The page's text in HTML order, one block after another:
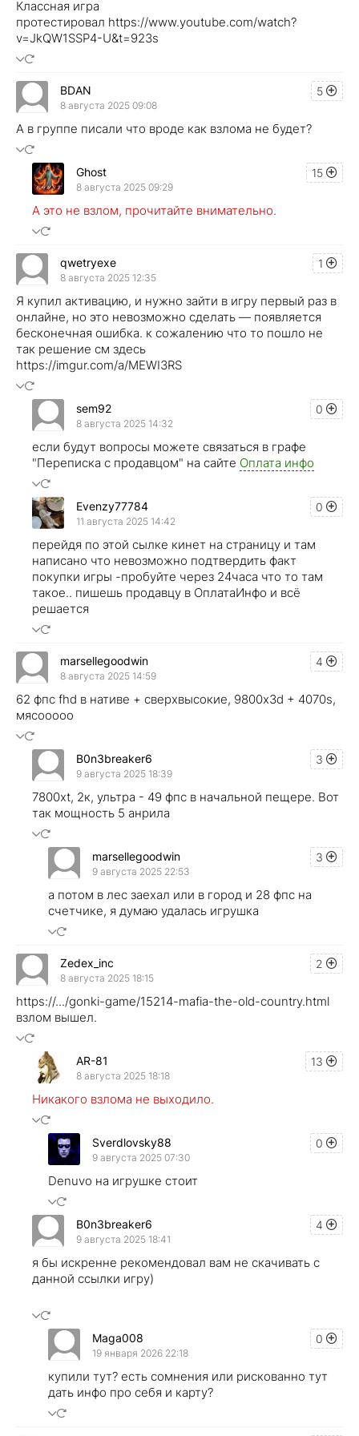
Классная игра
протестировал https://www.youtube.com/watch?
v=JkQW1SSP4-U&t=923s
5
BDAN
8 августа 2025 09:08
А в группе писали что вроде как взлома не будет?
15
Ghost
8 августа 2025 09:29
А это не взлом, прочитайте внимательно.
1
qwetryexe
8 августа 2025 12:35
Я купил активацию, и нужно зайти в игру первый раз в
онлайне, но это невозможно сделать — появляется
бесконечная ошибка. к сожалению что то пошло не
так решение см здесь
https://imgur.com/a/MEWI3RS
0
sem92
8 августа 2025 14:32
если будут вопросы можете связаться в графе
"Переписка с продавцом" на сайте Оплата инфо
0
Evenzy77784
11 августа 2025 14:42
перейдя по этой сылке кинет на страницу и там
написано что невозможно подтвердить факт
покупки игры -пробуйте через 24часа что то там
такое.. пишешь продавцу в ОплатаИнфо и всё
решается
4
marsellegoodwin
8 августа 2025 14:59
62 фпс fhd в нативе + сверхвысокие, 9800x3d + 4070s,
мясооооо
3
B0n3breaker6
9 августа 2025 18:39
7800xt, 2к, ультра - 49 фпс в начальной пещере. Вот
так мощность 5 анрила
3
marsellegoodwin
9 августа 2025 22:53
а потом в лес заехал или в город и 28 фпс на
счетчике, я думаю удалась игрушка
2
Zedex_inc
8 августа 2025 18:15
https://.../gonki-game/15214-mafia-the-old-country.html
взлом вышел.
13
AR-81
8 августа 2025 18:18
Никакого взлома не выходило.
0
Sverdlovsky88
9 августа 2025 07:30
Denuvo на игрушке стоит
4
B0n3breaker6
9 августа 2025 18:41
я бы искренне рекомендовал вам не скачивать с
данной ссылки игру)
0
Maga008
19 января 2026 22:18
купили тут? есть сомнения или рискованно тут
дать инфо про себя и карту?